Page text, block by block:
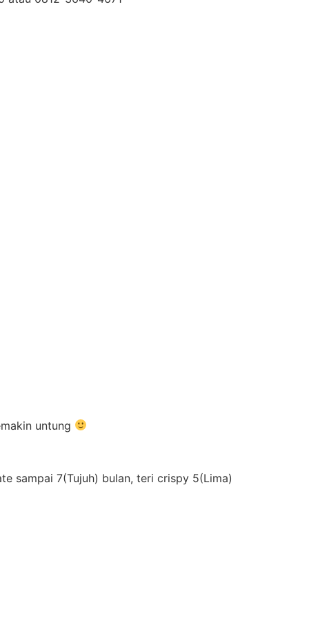
untung
sampai 7(Tujuh) bulan, teri crispy 5(Lima)